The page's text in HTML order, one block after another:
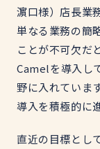
濵口様）店長業
単なる業務の簡
ことが不可欠だ
Camelを導入し
野に入れていま
導入を積極的に
直近の目標とし